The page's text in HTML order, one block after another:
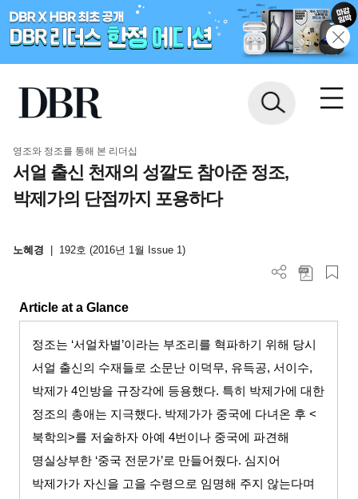
영조와 정조를 통해 본 리더십
서얼 출신 천재의 성깔도 참아준 정조,
박제가의 단점까지 포용하다
노혜경 192호 (2016년 1월 Issue 1)
Article at a Glance
정조는 ‘서얼차별’이라는 부조리를 혁파하기 위해 당시
서얼 출신의 수재들로 소문난 이덕무, 유득공,서이수,
박제가 4인방을 규장각에 등용했다. 특히 박제가에 대한
정조의 총애는 지극했다. 박제가가 중국에 다녀온 후 <
북학의>를 저술하자 아예 4번이나 중국에 파견해
명실상부한 ‘중국 전문가’로 만들어줬다. 심지어
박제가가 자신을 고을 수령으로 임명해 주지 않는다며